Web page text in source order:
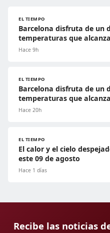
EL TIEMPO
Barcelona disfruta de un
temperaturas que
Hace 9h
EL TIEMPO
Barcelona disfruta de un
temperaturas que
Hace 20h
EL TIEMPO
El calor y el cielo
este 09 de agosto
Hace 1 días
Recibe las noticias